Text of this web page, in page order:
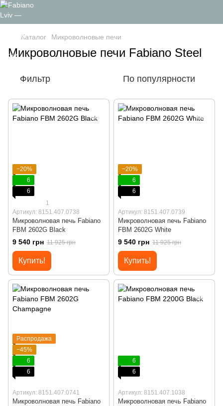
Каталог Микроволновые печи
Микроволновые печи Fabiano Steel
Фильтр По популярности
−20%
6
6
1
Артикул: 8151.407.0738
Микроволновая печь Fabiano
FBM 2602G Black
9 540 грн 11 925 грн
Купить!
−20%
6
6
Артикул: 8151.407.0739
Микроволновая печь Fabiano
FBM 2602G White
9 540 грн 11 925 грн
Купить!
Распродажа
−45%
6
6
Артикул: 8151.407.0741
Микроволновая печь Fabiano
6
6
Артикул: 8151.407.1038
Микроволновая печь Fabiano